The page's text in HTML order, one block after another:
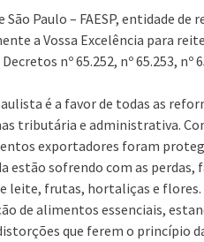
Paulo – FAESP, entidade de
a Vossa Excelência para
nº 65.252, nº 65.253, nº
é a favor de todas as
tributária e administrativa.
exportadores foram
sofrendo com as perdas,
leite, frutas, hortaliças e flores.
de alimentos essenciais,
que ferem o princípio